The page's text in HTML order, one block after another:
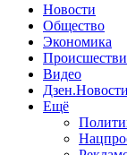
Новости
Общество
Экономика
Видео
Дзен.Новости
Ещё